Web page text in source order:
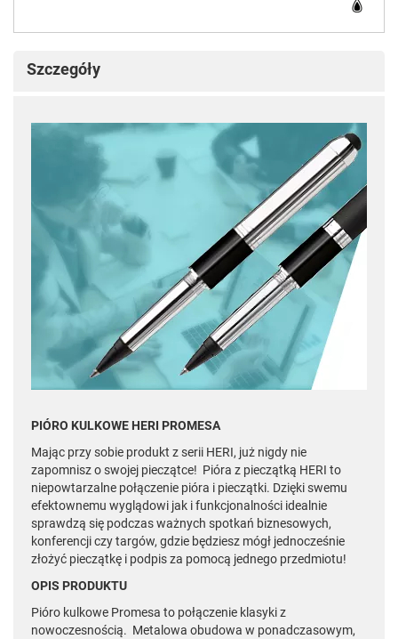
Szczegóły
PIÓRO KULKOWE HERI PROMESA
Mając przy sobie produkt z serii HERI, już nigdy nie
zapomnisz o swojej pieczątce! Pióra z pieczątką HERI to
niepowtarzalne połączenie pióra i pieczątki. Dzięki swemu
efektownemu wyglądowi jak i funkcjonalności idealnie
sprawdzą się podczas ważnych spotkań biznesowych,
konferencji czy targów, gdzie będziesz mógł jednocześnie
złożyć pieczątkę i podpis za pomocą jednego przedmiotu!
OPIS PRODUKTU
Pióro kulkowe Promesa to połączenie klasyki z
nowoczesnością. Metalowa obudowa w ponadczasowym,